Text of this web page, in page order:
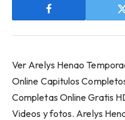
Ver Arelys Henao
Online Capitulos
Completas Online Gratis
Videos y fotos. Arelys